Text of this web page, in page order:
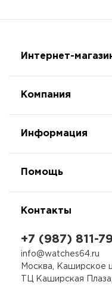
Интернет-
Компания
Информация
Помощь
Контакты
+7 (987) 811-
info@watches64.ru
Москва, Каширское
ТЦ Каширская